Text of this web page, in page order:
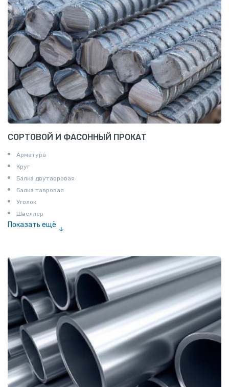
СОРТОВОЙ И ФАСОННЫЙ ПРОКАТ
Арматура
Круг
Балка двутавровая
Балка тавровая
Уголок
Швеллер
Показать ещё
Катанка
Шестигранник
Полособульб
Полукруг
Шпунт Ларсена